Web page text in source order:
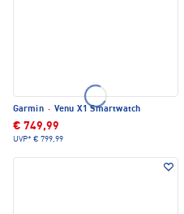
Garmin · Venu X1 Smartwatch
€ 749,99
UVP* € 799,99